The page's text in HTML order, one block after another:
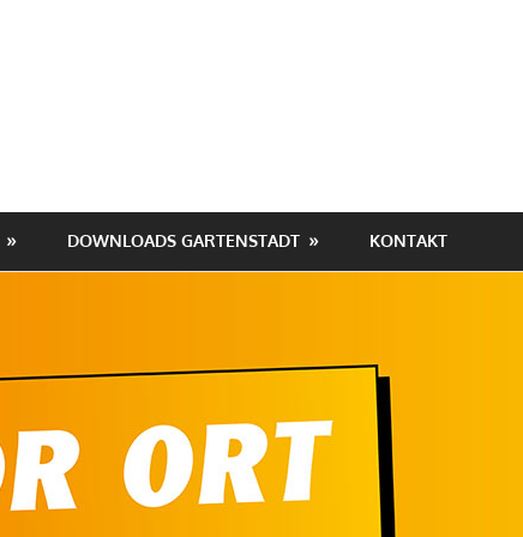
DOWNLOADS GARTENSTADT KONTAKT